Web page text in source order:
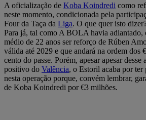
A oficialização de Koba Koindredi como
neste momento, condicionada pela
Four da Taça da Liga. O que quer isto
Para já, tal como A BOLA havia adiantado,
médio de 22 anos ser reforço de Rúben
válida até 2029 e que andará na ordem dos
cento do passe. Porém, apesar apesar desse
positivo do Valência, o Estoril acaba por ter
nesta operação porque, convém lembrar,
de Koba Koindredi por €3 milhões.